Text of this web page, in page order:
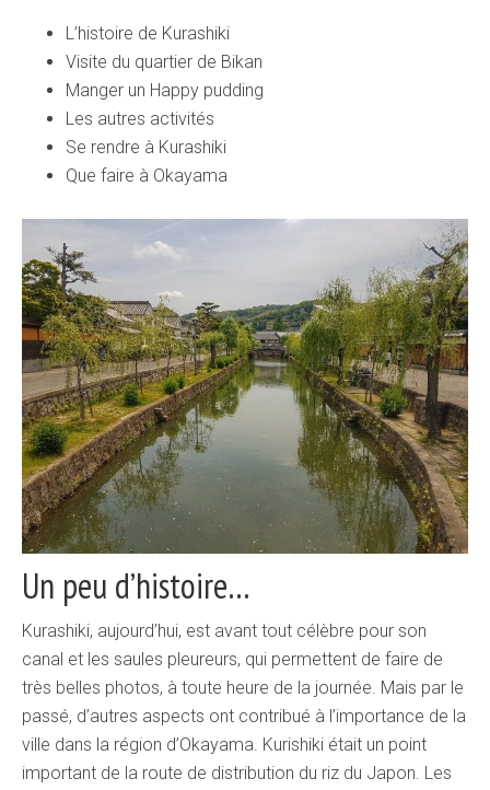
L’histoire de Kurashiki
Visite du quartier de Bikan
Manger un Happy pudding
Les autres activités
Se rendre à Kurashiki
Que faire à Okayama
Un peu d’histoire…
Kurashiki, aujourd’hui, est avant tout célèbre pour son
canal et les saules pleureurs, qui permettent de faire de
très belles photos, à toute heure de la journée. Mais par le
passé, d’autres aspects ont contribué à l’importance de la
ville dans la région d’Okayama. Kurishiki était un point
important de la route de distribution du riz du Japon. Les